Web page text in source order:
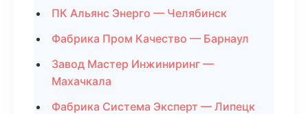
ПК Альянс Энерго — Челябинск
Фабрика Пром Качество — Барнаул
Завод Мастер Инжиниринг —
Махачкала
Фабрика Система Эксперт — Липецк